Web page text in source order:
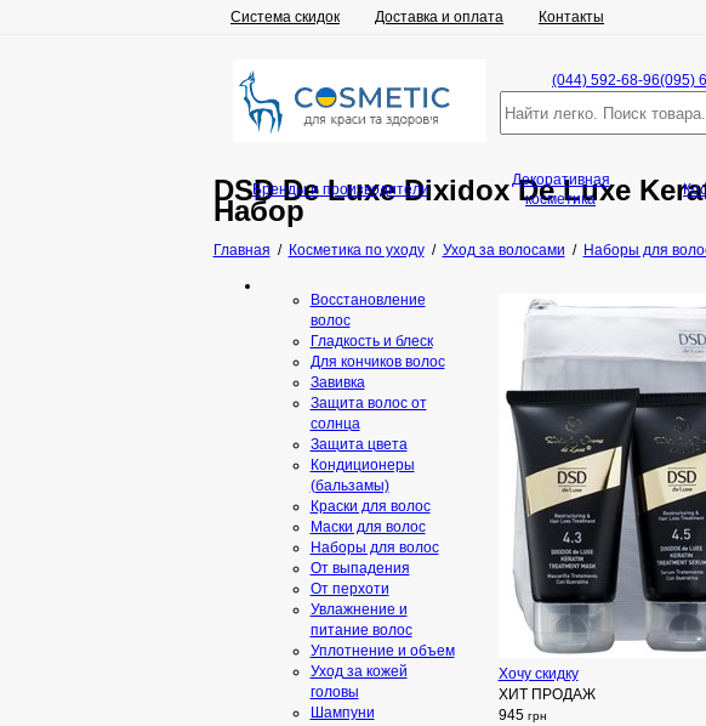
Система скидок Доставка и оплата Контакты
(044) 592-68-96(095)
DSD De Luxe Dixidox De Luxe
Набор
Главная / Косметика по уходу/ Уход за волосами / Наборы для
Хочу скидку
ХИТ ПРОДАЖ
945 грн
Бренды и производители
Декоративная
косметика
Восстановление
волос
Гладкость и блеск
Для кончиков волос
Завивка
Защита волос от
солнца
Защита цвета
Кондиционеры
(бальзамы)
Краски для волос
Маски для волос
Наборы для волос
От выпадения
От перхоти
Увлажнение и
питание волос
Уплотнение и объем
Уход за кожей
головы
Шампуни